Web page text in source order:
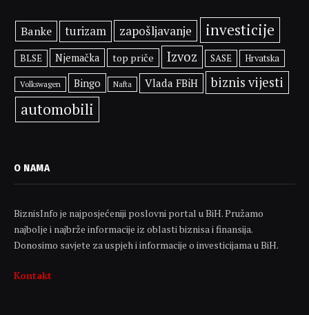
Banke turizam zapošljavanje investicije
BLSE Njemačka top priče Izvoz SASE Hrvatska
Volkswagen Bingo Nafta Vlada FBiH biznis vijesti
automobili
O NAMA
BiznisInfo je najposjećeniji poslovni portal u BiH. Pružamo
najbolje i najbrže informacije iz oblasti biznisa i finansija.
Donosimo savjete za uspjeh i informacije o investicijama u BiH.
Kontakt